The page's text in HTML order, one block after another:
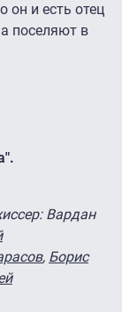
он и есть отец
поселяют в
: Вардан
, Борис